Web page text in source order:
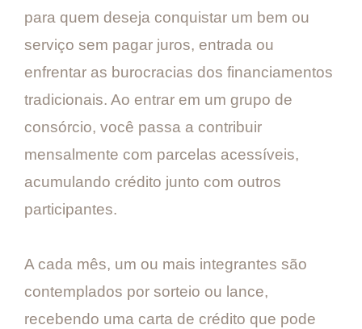
para quem deseja conquistar um bem ou
serviço sem pagar juros, entrada ou
enfrentar as burocracias dos financiamentos
tradicionais. Ao entrar em um grupo de
consórcio, você passa a contribuir
mensalmente com parcelas acessíveis,
acumulando crédito junto com outros
participantes.
A cada mês, um ou mais integrantes são
contemplados por sorteio ou lance,
recebendo uma carta de crédito que pode